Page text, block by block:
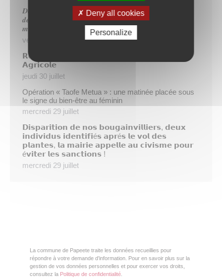
𝑫𝒆𝒖𝒙 𝒔𝒂𝒑𝒆𝒖𝒓𝒔-𝒑𝒐𝒎𝒑𝒊𝒆𝒓𝒔 𝒅𝒆 𝑷𝒂𝒑𝒆𝒆𝒕𝒆 𝒂𝒖𝒙 𝒄𝒐̂𝒕𝒆́𝒔 𝒅𝒖
𝒅𝒆́𝒕𝒂𝒄𝒉𝒆𝒎𝒆𝒏𝒕 𝒑𝒐𝒍𝒚𝒏𝒆́𝒔𝒊𝒆𝒏 𝒆𝒏 𝒓𝒆𝒏𝒇𝒐𝒓𝒕 𝒅𝒆𝒔 𝒆́𝒒𝒖𝒊𝒑𝒆𝒔
𝒎𝒐𝒃𝒊𝒍𝒊𝒔𝒆́𝒆𝒔 𝒅𝒂𝒏𝒔 𝒍’𝑯𝒆𝒙𝒂𝒈𝒐𝒏𝒆
vendredi 31 juillet
𝗥é𝘂𝗻𝗶𝗼𝗻 𝗱’𝗶𝗻𝗳𝗼𝗿𝗺𝗮𝘁𝗶𝗼𝗻 𝘀𝘂𝗿 𝗹𝗮 𝗳𝗶𝗹𝗶è𝗿𝗲
𝗔𝗴𝗿𝗶𝗰𝗼𝗹𝗲
jeudi 30 juillet
Opération « Taofe Metua » : une matinée placée sous
le signe du bien-être au féminin
mercredi 29 juillet
𝗗𝗶𝘀𝗽𝗮𝗿𝗶𝘁𝗶𝗼𝗻 𝗱𝗲 𝗻𝗼𝘀 𝗯𝗼𝘂𝗴𝗮𝗶𝗻𝘃𝗶𝗹𝗹𝗶𝗲𝗿𝘀, 𝗱𝗲𝘂𝘅
𝗶𝗻𝗱𝗶𝘃𝗶𝗱𝘂𝘀 𝗶𝗱𝗲𝗻𝘁𝗶𝗳𝗶é𝘀 𝗮𝗽𝗿é𝘀 𝗹𝗲 𝘃𝗼𝗹 𝗱𝗲𝘀
𝗽𝗹𝗮𝗻𝘁𝗲𝘀, 𝗹𝗮 𝗺𝗮𝗶𝗿𝗶𝗲 𝗮𝗽𝗽𝗲𝗹𝗹𝗲 𝗮𝘂 𝗰𝗶𝘃𝗶𝘀𝗺𝗲 𝗽𝗼𝘂𝗿
é𝘃𝗶𝘁𝗲𝗿 𝗹𝗲𝘀 𝘀𝗮𝗻𝗰𝘁𝗶𝗼𝗻𝘀 !
mercredi 29 juillet
La commune de Papeete traite les données recueillies pour
répondre à votre demande d’information. Pour en savoir plus sur la
gestion de vos données personnelles et pour exercer vos droits,
consultez la Politique de confidentialité
Deny all cookies
Personalize